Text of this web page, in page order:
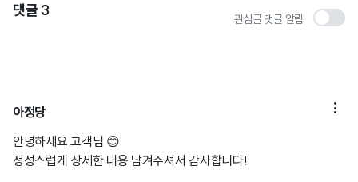
댓글 3 관심글 댓글 알림
아정당 
안녕하세요 고객님 😊
정성스럽게 상세한 내용 남겨주셔서 감사합니다!